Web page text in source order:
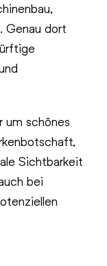
Genau dort
um schönes
Sichtbarkeit
bei